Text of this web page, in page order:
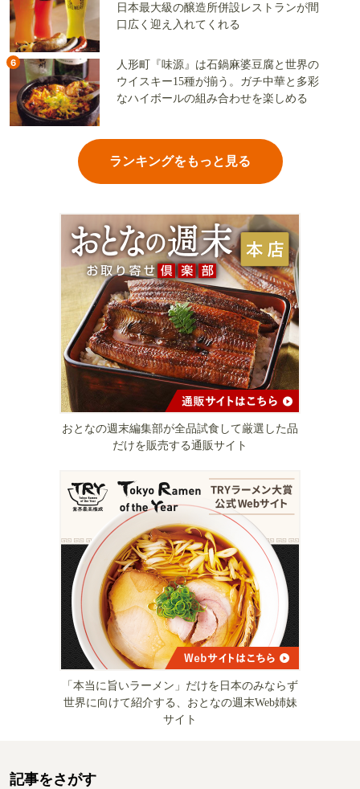
日本最大級の醸造所併設レストランが間
口広く迎え入れてくれる
6
人形町『味源』は石鍋麻婆豆腐と世界の
ウイスキー15種が揃う。ガチ中華と多彩
なハイボールの組み合わせを楽しめる
ランキングをもっと見る
おとなの週末編集部が全品試食して厳選した品
だけを販売する通販サイト
「本当に旨いラーメン」だけを日本のみならず
世界に向けて紹介する、おとなの週末Web姉妹
サイト
記事をさがす